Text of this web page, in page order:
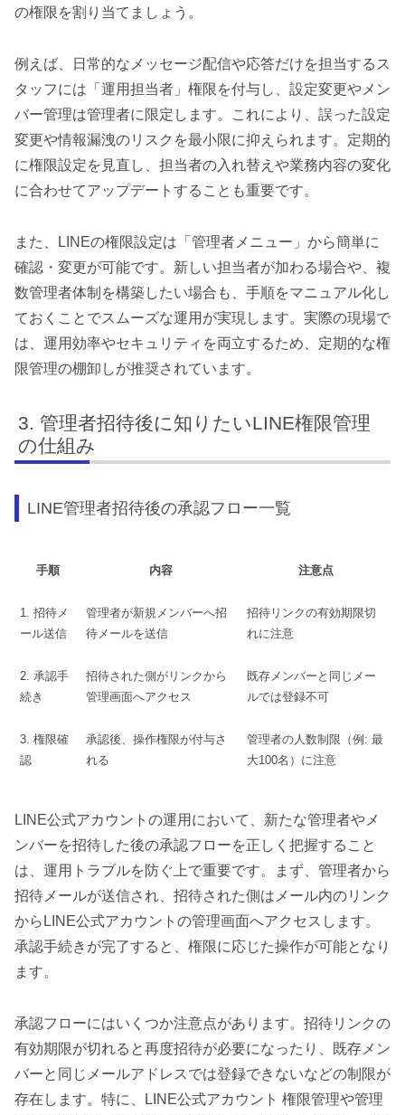
の権限を割り当てましょう。
例えば、日常的なメッセージ配信や応答だけを担当するス
タッフには「運用担当者」権限を付与し、設定変更やメン
バー管理は管理者に限定します。これにより、誤った設定
変更や情報漏洩のリスクを最小限に抑えられます。定期的
に権限設定を見直し、担当者の入れ替えや業務内容の変化
に合わせてアップデートすることも重要です。
また、LINEの権限設定は「管理者メニュー」から簡単に
確認・変更が可能です。新しい担当者が加わる場合や、複
数管理者体制を構築したい場合も、手順をマニュアル化し
ておくことでスムーズな運用が実現します。実際の現場で
は、運用効率やセキュリティを両立するため、定期的な権
限管理の棚卸しが推奨されています。
管理者招待後に知りたいLINE権限管理
の仕組み
LINE管理者招待後の承認フロー一覧
手順 内容 注意点
1. 招待メ
ール送信
管理者が新規メンバーへ招
待メールを送信
招待リンクの有効期限切
れに注意
2. 承認手
続き
招待された側がリンクから
管理画面へアクセス
既存メンバーと同じメー
ルでは登録不可
3. 権限確
認
承認後、操作権限が付与さ
れる
管理者の人数制限（例: 最
大100名）に注意
LINE公式アカウントの運用において、新たな管理者やメ
ンバーを招待した後の承認フローを正しく把握すること
は、運用トラブルを防ぐ上で重要です。まず、管理者から
招待メールが送信され、招待された側はメール内のリンク
からLINE公式アカウントの管理画面へアクセスします。
承認手続きが完了すると、権限に応じた操作が可能となり
ます。
承認フローにはいくつか注意点があります。招待リンクの
有効期限が切れると再度招待が必要になったり、既存メン
バーと同じメールアドレスでは登録できないなどの制限が
存在します。特に、LINE公式アカウント 権限管理や管理